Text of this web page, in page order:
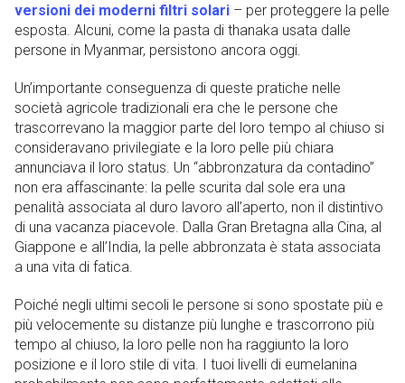
versioni dei moderni filtri solari – per proteggere la pelle
esposta. Alcuni, come la pasta di thanaka usata dalle
persone in Myanmar, persistono ancora oggi.
Un’importante conseguenza di queste pratiche nelle
società agricole tradizionali era che le persone che
trascorrevano la maggior parte del loro tempo al chiuso si
consideravano privilegiate e la loro pelle più chiara
annunciava il loro status. Un “abbronzatura da contadino”
non era affascinante: la pelle scurita dal sole era una
penalità associata al duro lavoro all’aperto, non il distintivo
di una vacanza piacevole. Dalla Gran Bretagna alla Cina, al
Giappone e all’India, la pelle abbronzata è stata associata
a una vita di fatica.
Poiché negli ultimi secoli le persone si sono spostate più e
più velocemente su distanze più lunghe e trascorrono più
tempo al chiuso, la loro pelle non ha raggiunto la loro
posizione e il loro stile di vita. I tuoi livelli di eumelanina